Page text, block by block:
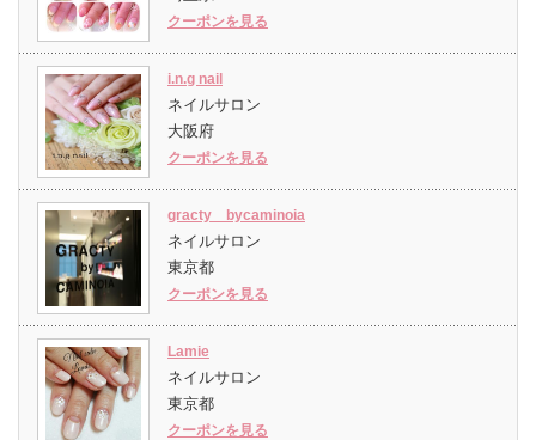
クーポンを見る
i.n.g nail
ネイルサロン
大阪府
クーポンを見る
gracty bycaminoia
ネイルサロン
東京都
クーポンを見る
Lamie
ネイルサロン
東京都
クーポンを見る